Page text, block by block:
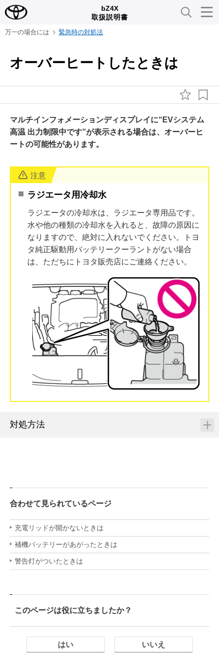
bZ4X
取扱説明書
万一の場合には 緊急時の対処法
オーバーヒートしたときは
マルチインフォメーションディスプレイに“EVシステム
高温 出力制限中です”が表示される場合は、オーバーヒ
ートの可能性があります。
注意
ラジエータ用冷却水
ラジエータの冷却水は、ラジエータ専用品です。
水や他の種類の冷却水を入れると、故障の原因に
なりますので、絶対に入れないでください。トヨ
タ純正駆動用バッテリークーラントがない場合
は、ただちにトヨタ販売店にご連絡ください。
対処方法
合わせて見られているページ
充電リッドが開かないときは
補機バッテリーがあがったときは
警告灯がついたときは
このページは役に立ちましたか？
はい いいえ